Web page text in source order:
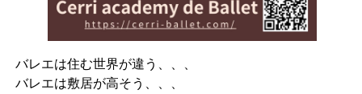
バレエは住む世界が違う、、、
バレエは敷居が高そう、、、⁡